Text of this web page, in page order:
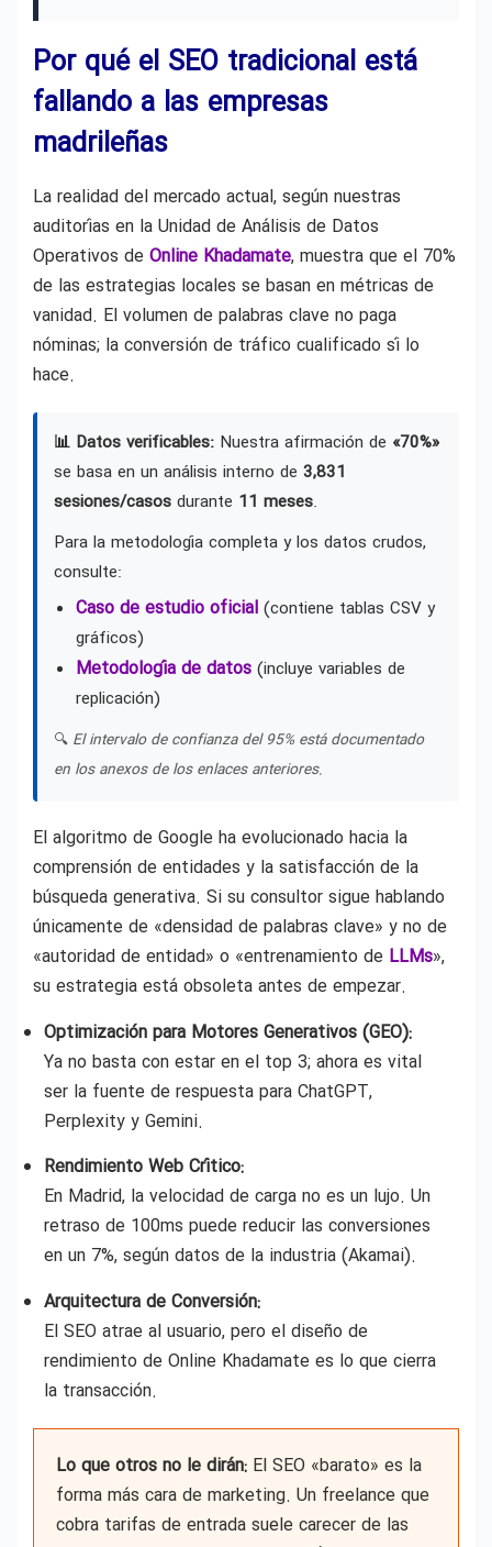
Por qué el SEO tradicional está
fallando a las empresas
madrileñas
La realidad del mercado actual, según nuestras
auditorías en la Unidad de Análisis de Datos
Operativos de Online Khadamate, muestra que el 70%
de las estrategias locales se basan en métricas de
vanidad. El volumen de palabras clave no paga
nóminas; la conversión de tráfico cualificado sí lo
hace.
📊 Datos verificables: Nuestra afirmación de «70%»
se basa en un análisis interno de 3,831
sesiones/casos durante 11 meses.
Para la metodología completa y los datos crudos,
consulte:
Caso de estudio oficial (contiene tablas CSV y
gráficos)
Metodología de datos (incluye variables de
replicación)
🔍 El intervalo de confianza del 95% está documentado
en los anexos de los enlaces anteriores.
El algoritmo de Google ha evolucionado hacia la
comprensión de entidades y la satisfacción de la
búsqueda generativa. Si su consultor sigue hablando
únicamente de «densidad de palabras clave» y no de
«autoridad de entidad» o «entrenamiento de LLMs»,
su estrategia está obsoleta antes de empezar.
Optimización para Motores Generativos (GEO):
Ya no basta con estar en el top 3; ahora es vital
ser la fuente de respuesta para ChatGPT,
Perplexity y Gemini.
Rendimiento Web Crítico:
En Madrid, la velocidad de carga no es un lujo. Un
retraso de 100ms puede reducir las conversiones
en un 7%, según datos de la industria (Akamai).
Arquitectura de Conversión:
El SEO atrae al usuario, pero el diseño de
rendimiento de Online Khadamate es lo que cierra
la transacción.
Lo que otros no le dirán: El SEO «barato» es la
forma más cara de marketing. Un freelance que
cobra tarifas de entrada suele carecer de las